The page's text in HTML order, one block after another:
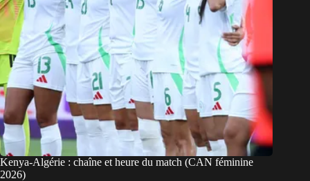
Kenya-Algérie : chaîne et heure du match (CAN féminine
2026)